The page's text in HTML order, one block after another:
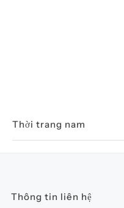
Thời trang nam
Thông tin liên hệ